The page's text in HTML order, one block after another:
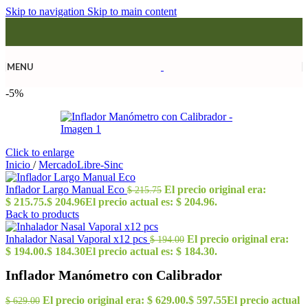
Skip to navigation Skip to main content
MENU
-5%
Click to enlarge
Inicio / MercadoLibre-Sinc
Inflador Largo Manual Eco $215.75 El precio original era:
$ 215.75.$ 204.96El precio actual es: $ 204.96.
Back to products
Inhalador Nasal Vaporal x12 pcs $194.00 El precio original era:
$ 194.00.$ 184.30El precio actual es: $ 184.30.
Inflador Manómetro con Calibrador
$629.00 El precio original era: $ 629.00.$ 597.55El precio actual